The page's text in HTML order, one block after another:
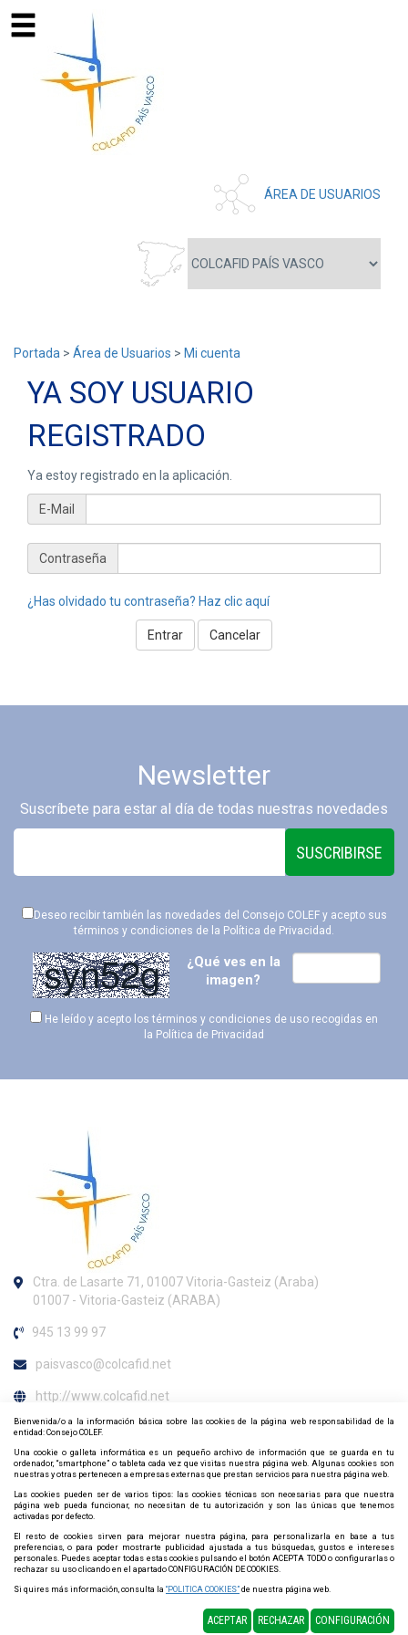
ÁREA DE USUARIOS
Portada > Área de Usuarios > Mi cuenta
YA SOY USUARIO
REGISTRADO
Ya estoy registrado en la aplicación.
E-Mail
Contraseña
¿Has olvidado tu contraseña? Haz clic aquí
Newsletter
Suscríbete para estar al día de todas nuestras novedades
SUSCRIBIRSE
Deseo recibir también las novedades del Consejo COLEF y acepto sus
términos y condiciones de la Política de Privacidad .
¿Qué ves en la
imagen?
He leído y acepto los términos y condiciones de uso recogidas en
la Política de Privacidad
Ctra. de Lasarte 71, 01007 Vitoria-Gasteiz (Araba)
01007 - Vitoria-Gasteiz (ARABA)
945 13 99 97
paisvasco@colcafid.net
http://www.colcafid.net
Horario de atención al colegiado
Lunes, Miércoles y Viernes 8:30h. a 11:00h.
Contacta y síguenos por redes sociales
Política de privacidad Mapa web
Diseño y Desarrollo web Im3diA comunicación
Bienvenida/o a la información básica sobre las cookies de la página web responsabilidad de la
entidad: Consejo COLEF.
Una cookie o galleta informática es un pequeño archivo de información que se guarda en tu
ordenador, “smartphone” o tableta cada vez que visitas nuestra página web. Algunas cookies son
nuestras y otras pertenecen a empresas externas que prestan servicios para nuestra página web.
Las cookies pueden ser de varios tipos: las cookies técnicas son necesarias para que nuestra
página web pueda funcionar, no necesitan de tu autorización y son las únicas que tenemos
activadas por defecto.
El resto de cookies sirven para mejorar nuestra página, para personalizarla en base a tus
preferencias, o para poder mostrarte publicidad ajustada a tus búsquedas, gustos e intereses
personales. Puedes aceptar todas estas cookies pulsando el botón ACEPTA TODO o configurarlas o
rechazar su uso clicando en el apartado CONFIGURACIÓN DE COOKIES.
Si quires más información, consulta la “POLITICA COOKIES” de nuestra página web.
ACEPTAR RECHAZAR CONFIGURACIÓN